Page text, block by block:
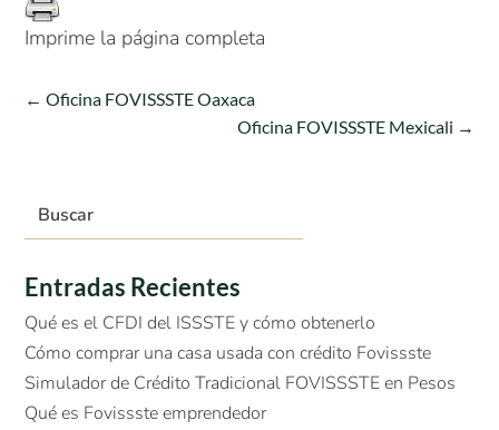
Imprime la página completa
←Oficina FOVISSSTE Oaxaca
Oficina FOVISSSTE Mexicali →
Entradas Recientes
Qué es el CFDI del ISSSTE y cómo obtenerlo
Cómo comprar una casa usada con crédito Fovissste
Simulador de Crédito Tradicional FOVISSSTE en Pesos
Qué es Fovissste emprendedor